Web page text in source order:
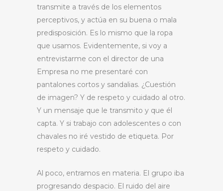
transmite a través de los elementos
perceptivos, y actúa en su buena o mala
predisposición. Es lo mismo que la ropa
que usamos. Evidentemente, si voy a
entrevistarme con el director de una
Empresa no me presentaré con
pantalones cortos y sandalias. ¿Cuestión
de imagen? Y de respeto y cuidado al otro.
Y un mensaje que le transmito y que él
capta. Y si trabajo con adolescentes o con
chavales no iré vestido de etiqueta. Por
respeto y cuidado.
Al poco, entramos en materia. El grupo iba
progresando despacio. El ruido del aire